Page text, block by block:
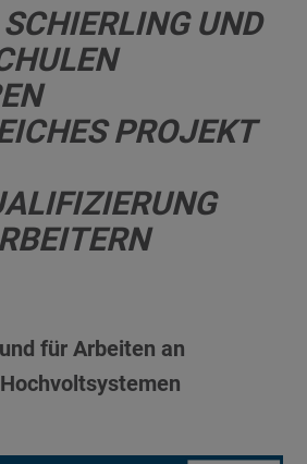
UND
PROJEKT
für Arbeiten an